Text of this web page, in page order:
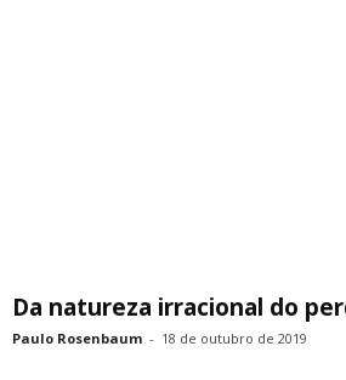
Da natureza irracional do
Paulo Rosenbaum - 18 de outubro de 2019